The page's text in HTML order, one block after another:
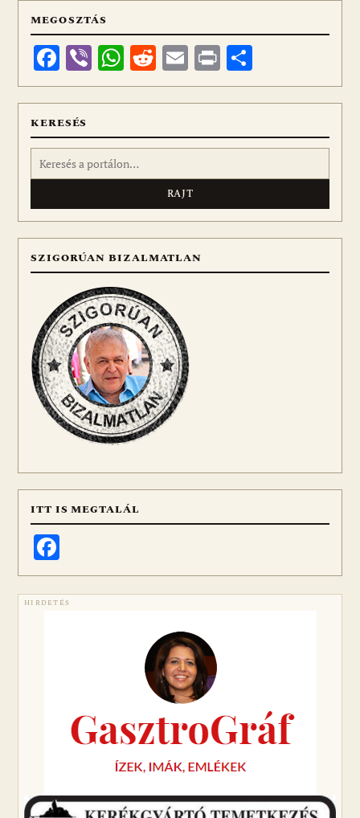
MEGOSZTÁS
Facebook
ViberWhatsApp
Reddit
Email
Print
meg
KERESÉS
Keresés:
SZIGORÚAN BIZALMATLAN
ITT IS MEGTALÁL
HIRDETÉS